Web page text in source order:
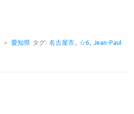
＞ 愛知県 タグ: 名古屋市, ☆6, Jean-Paul